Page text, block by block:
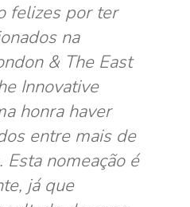
felizes por ter
na
& The East
Innovative
honra haver
entre mais de
nomeação é
já que